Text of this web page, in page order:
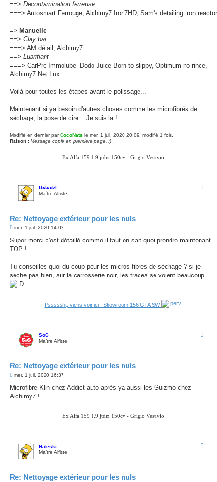
==> Decontamination ferreuse
===> Autosmart Ferrouge, Alchimy7 Iron7HD, Sam's detailing Iron reactor
=> Manuelle
==> Clay bar
===> AM détail, Alchimy7
==> Lubrifiant
===> CarPro Immolube, Dodo Juice Born to slippy, Optimum no rince,
Alchimy7 Net Lux
Voilà pour toutes les étapes avant le polissage...
Maintenant si ya besoin d'autres choses comme les microfibrés de
séchage, la pose de cire... Je suis la !
Modifié en dernier parCocoNats le mer. 1 juil. 2020 20:09, modifié 1 fois.
Raison : Message copié en première page. ;)
Ex Alfa 159 1.9 jtdm 150cv - Grigio Vesuvio
Haleski
Maître Alfiste
Re: Nettoyage extérieur pour les nuls
M
s
a
mer. 1 juil. 2020 14:02
Super merci c'est détaillé comme il faut on sait quoi prendre maintenant
TOP !
Tu conseilles quoi du coup pour les micros-fibres de séchage ? si je
sèche pas bien, sur la carrosserie noir, les traces se voient beaucoup
Psssssht, viens voir ici : Showroom 156 GTA SW
SoG
Maître Alfiste
Re: Nettoyage extérieur pour les nuls
M
s
a
mer. 1 juil. 2020 16:37
Microfibre Klin chez Addict auto après ya aussi les Guizmo chez
Alchimy7 !
Ex Alfa 159 1.9 jtdm 150cv - Grigio Vesuvio
Haleski
Maître Alfiste
Re: Nettoyage extérieur pour les nuls